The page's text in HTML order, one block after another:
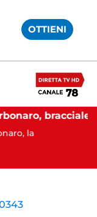
OTTIENI
Martina Carbonaro, braccialetto elettronico per i genitori della 14enne uccisa dall'ex
la